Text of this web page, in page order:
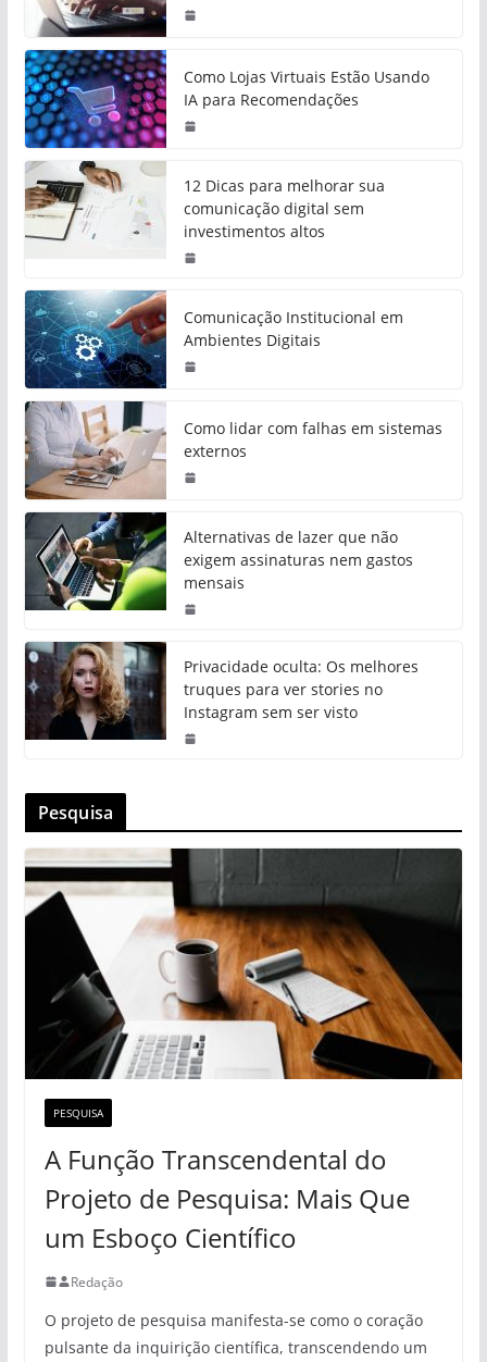
Como Lojas Virtuais Estão Usando
IA para Recomendações
12 Dicas para melhorar sua
comunicação digital sem
investimentos altos
Comunicação Institucional em
Ambientes Digitais
Como lidar com falhas em sistemas
externos
Alternativas de lazer que não
exigem assinaturas nem gastos
mensais
Privacidade oculta: Os melhores
truques para ver stories no
Instagram sem ser visto
Pesquisa
PESQUISA
A Função Transcendental do
Projeto de Pesquisa: Mais Que
um Esboço Científico
Redação
O projeto de pesquisa manifesta-se como o coração
pulsante da inquirição científica, transcendendo um